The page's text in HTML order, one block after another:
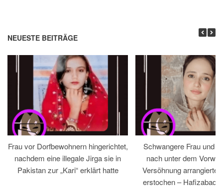
NEUESTE BEITRÄGE
Frau vor Dorfbewohnern hingerichtet,
nachdem eine illegale Jirga sie in
Pakistan zur „Kari“ erklärt hatte
Schwangere Frau und
nach unter dem
Versöhnung
erstochen – Hafizabad,